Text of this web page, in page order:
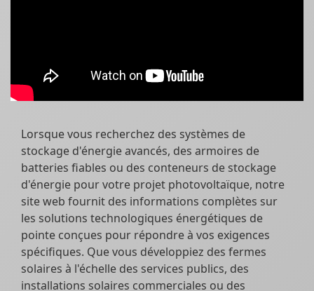
Lorsque vous recherchez des systèmes de
stockage d'énergie avancés, des armoires de
batteries fiables ou des conteneurs de stockage
d'énergie pour votre projet photovoltaïque, notre
site web fournit des informations complètes sur
les solutions technologiques énergétiques de
pointe conçues pour répondre à vos exigences
spécifiques. Que vous développiez des fermes
solaires à l'échelle des services publics, des
installations solaires commerciales ou des